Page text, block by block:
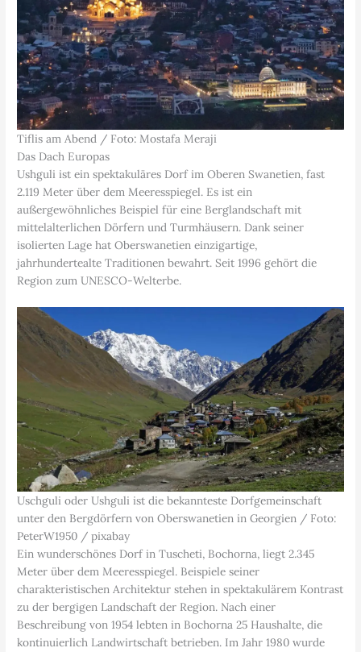
Tiflis am Abend / Foto: Mostafa Meraji
Das Dach Europas
Ushguli ist ein spektakuläres Dorf im Oberen Swanetien, fast
2.119 Meter über dem Meeresspiegel. Es ist ein
außergewöhnliches Beispiel für eine Berglandschaft mit
mittelalterlichen Dörfern und Turmhäusern. Dank seiner
isolierten Lage hat Oberswanetien einzigartige,
jahrhundertealte Traditionen bewahrt. Seit 1996 gehört die
Region zum UNESCO-Welterbe.
Uschguli oder Ushguli ist die bekannteste Dorfgemeinschaft
unter den Bergdörfern von Oberswanetien in Georgien / Foto:
PeterW1950 / pixabay
Ein wunderschönes Dorf in Tuscheti, Bochorna, liegt 2.345
Meter über dem Meeresspiegel. Beispiele seiner
charakteristischen Architektur stehen in spektakulärem Kontrast
zu der bergigen Landschaft der Region. Nach einer
Beschreibung von 1954 lebten in Bochorna 25 Haushalte, die
kontinuierlich Landwirtschaft betrieben. Im Jahr 1980 wurde